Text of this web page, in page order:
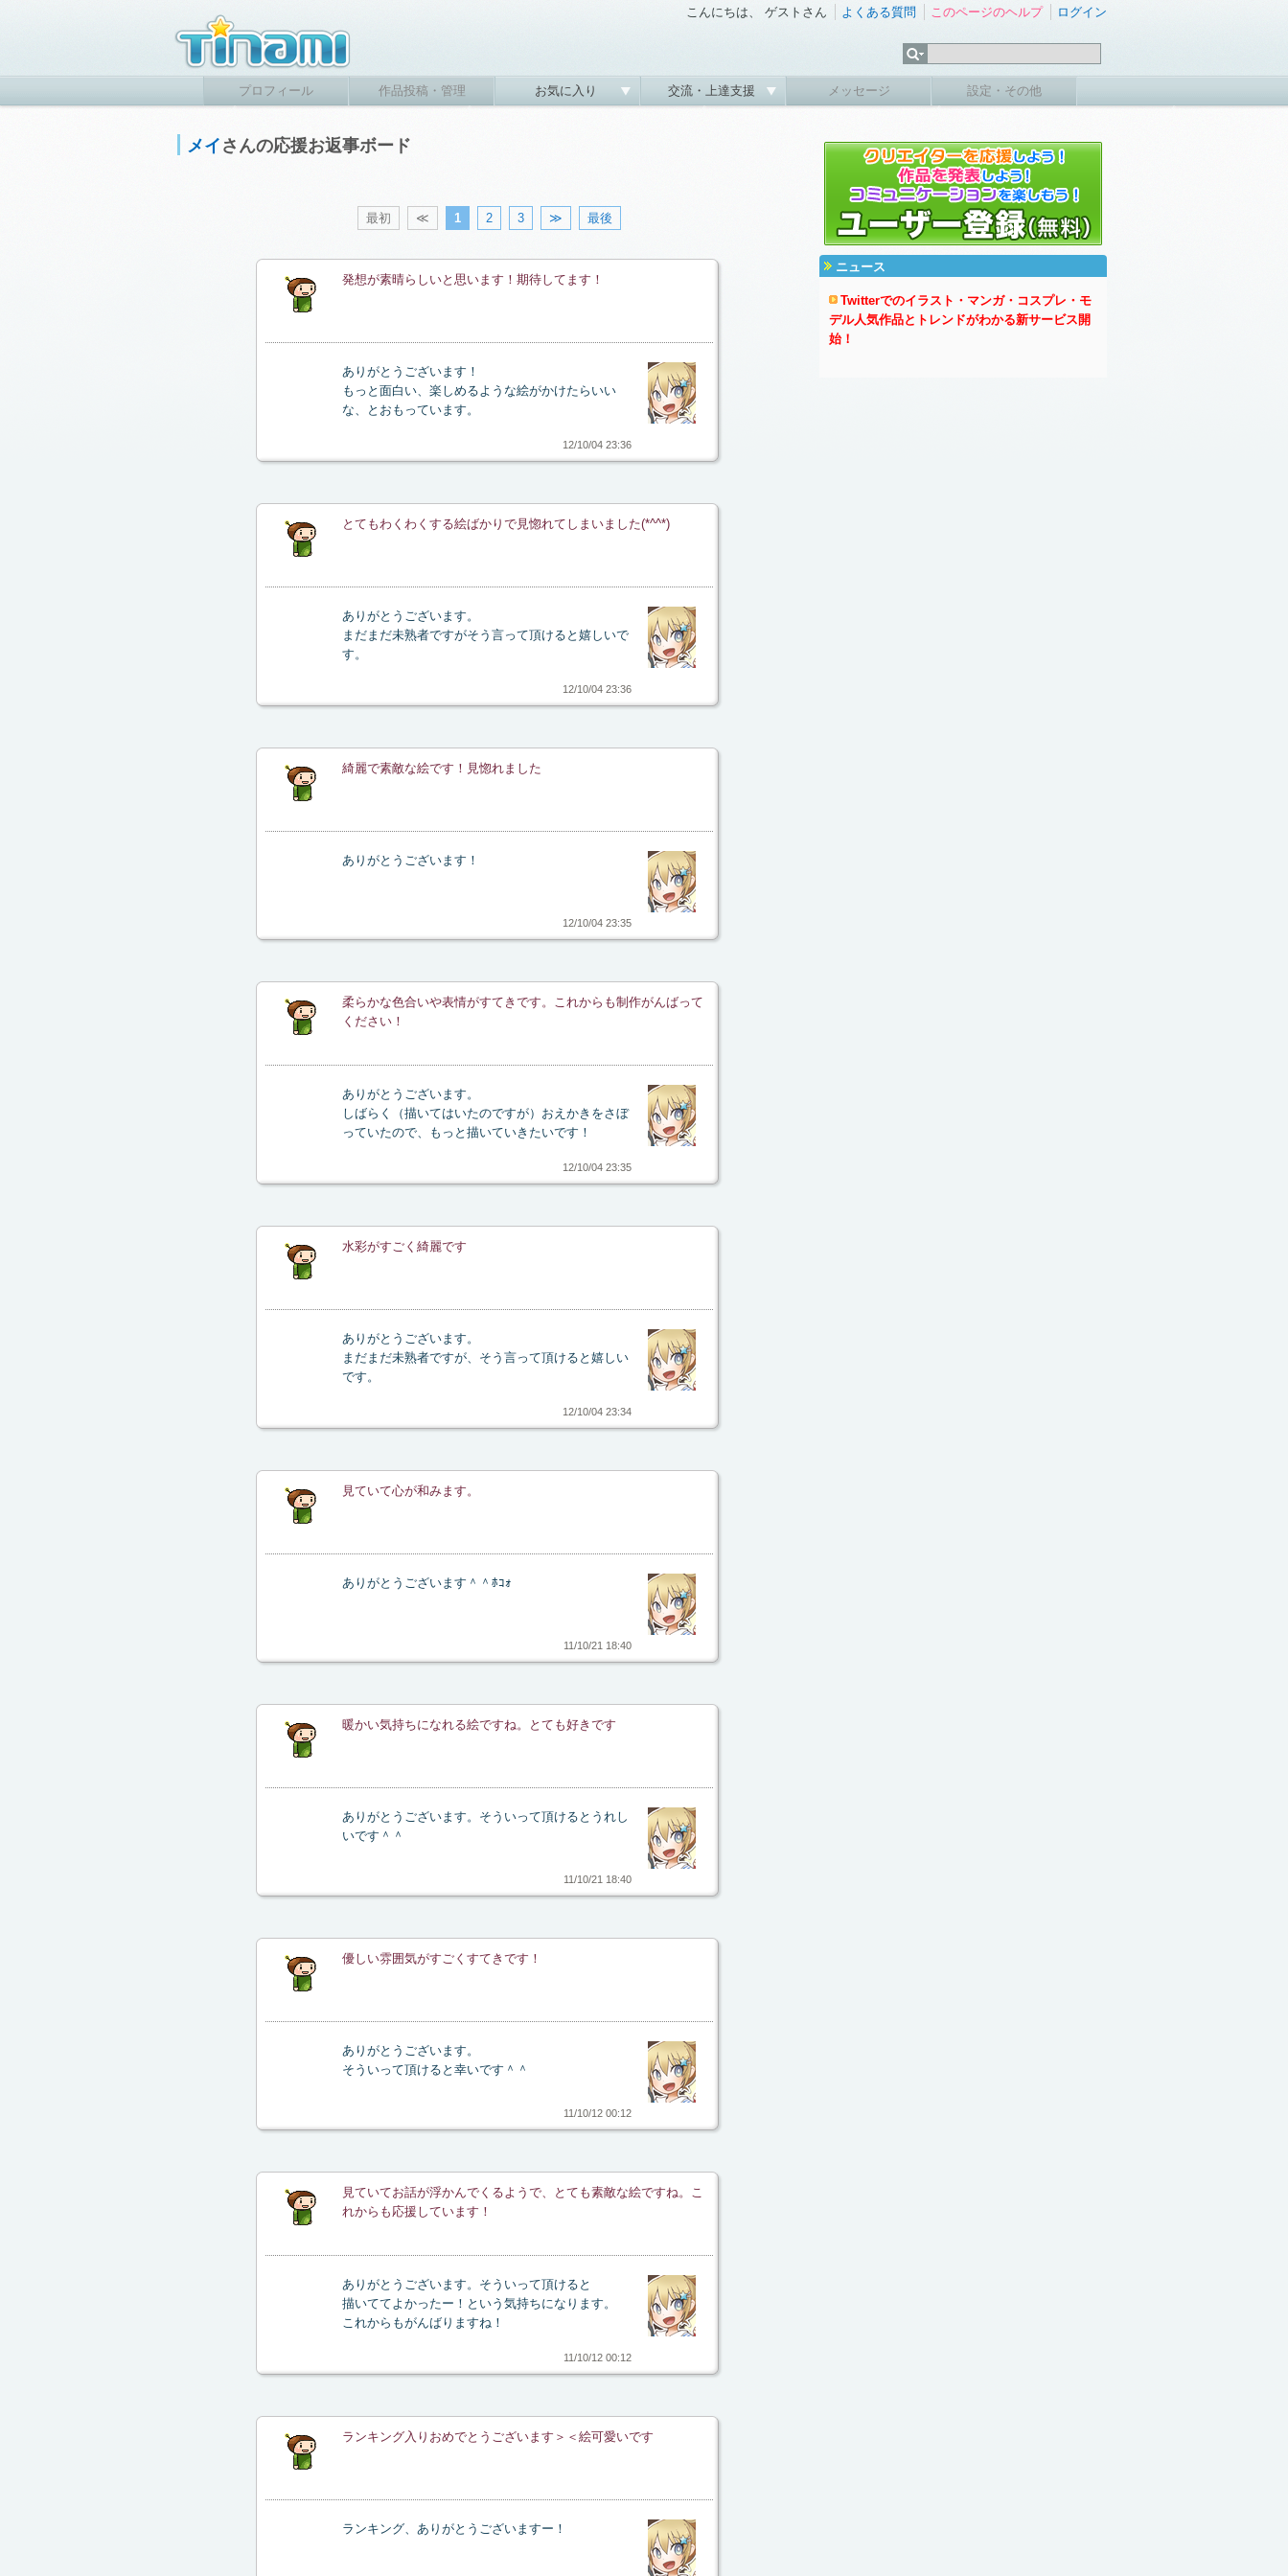
こんにちは、 ゲストさん よくある質問 このページのヘルプ ログイン
プロフィール 作品投稿・管理 お気に入り 交流・上達支援 メッセージ 設定・その他
メイ さんの応援お返事ボード
最初 ≪ 1 2 3 ≫ 最後
発想が素晴らしいと思います！期待してます！
ありがとうございます！
もっと面白い、楽しめるような絵がかけたらいい
な、とおもっています。
12/10/04 23:36
とてもわくわくする絵ばかりで見惚れてしまいました(*^^*)
ありがとうございます。
まだまだ未熟者ですがそう言って頂けると嬉しいで
す。
12/10/04 23:36
綺麗で素敵な絵です！見惚れました
ありがとうございます！
12/10/04 23:35
柔らかな色合いや表情がすてきです。これからも制作がんばって
ください！
ありがとうございます。
しばらく（描いてはいたのですが）おえかきをさぼ
っていたので、もっと描いていきたいです！
12/10/04 23:35
水彩がすごく綺麗です
ありがとうございます。
まだまだ未熟者ですが、そう言って頂けると嬉しい
です。
12/10/04 23:34
見ていて心が和みます。
ありがとうございます＾＾ﾎｺｫ
11/10/21 18:40
暖かい気持ちになれる絵ですね。とても好きです
ありがとうございます。そういって頂けるとうれし
いです＾＾
11/10/21 18:40
優しい雰囲気がすごくすてきです！
ありがとうございます。
そういって頂けると幸いです＾＾
11/10/12 00:12
見ていてお話が浮かんでくるようで、とても素敵な絵ですね。こ
れからも応援しています！
ありがとうございます。そういって頂けると
描いててよかったー！という気持ちになります。
これからもがんばりますね！
11/10/12 00:12
ランキング入りおめでとうございます＞＜絵可愛いです
ランキング、ありがとうございますー！
ニュース
Twitterでのイラスト・マンガ・コスプレ・モ
デル人気作品とトレンドがわかる新サービス開
始！